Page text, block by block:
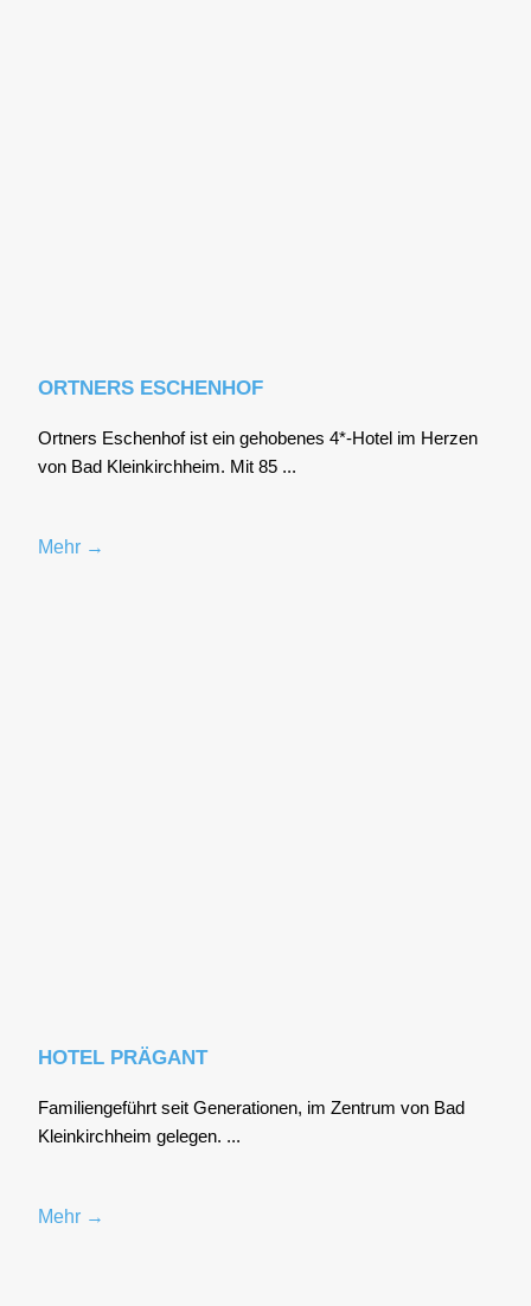
ORTNERS ESCHENHOF
Ort­ners Eschen­hof ist ein geho­be­nes 4*-Hotel im Her­zen
von Bad Klein­kirch­heim. Mit 85 ...
Mehr →
HOTEL PRÄGANT
Fami­li­en­ge­führt seit Gene­ra­tio­nen, im Zen­trum von Bad
Klein­kirch­heim gele­gen. ...
Mehr →